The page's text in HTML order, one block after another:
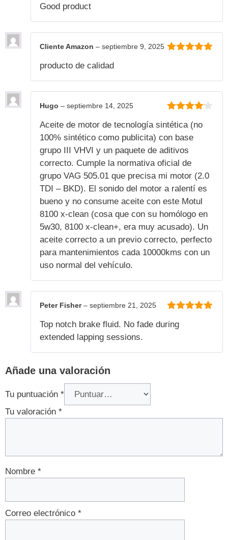
Good product
Cliente Amazon – septiembre 9, 2025
producto de calidad
Hugo – septiembre 14, 2025
Aceite de motor de tecnología sintética (no
100% sintético como publicita) con base
grupo III VHVI y un paquete de aditivos
correcto. Cumple la normativa oficial de
grupo VAG 505.01 que precisa mi motor (2.0
TDI – BKD). El sonido del motor a ralentí es
bueno y no consume aceite con este Motul
8100 x-clean (cosa que con su homólogo en
5w30, 8100 x-clean+, era muy acusado). Un
aceite correcto a un previo correcto, perfecto
para mantenimientos cada 10000kms con un
uso normal del vehículo.
Peter Fisher– septiembre 21, 2025
Top notch brake fluid. No fade during
extended lapping sessions.
Añade una valoración
Tu puntuación *
Tu valoración *
Nombre *
Correo electrónico *